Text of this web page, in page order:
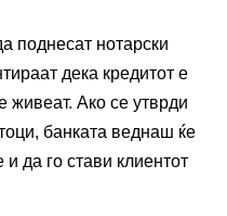
поднесат нотарски
дека кредитот е
живеат. Ако се утврди
банката веднаш ќе
да го стави клиентот